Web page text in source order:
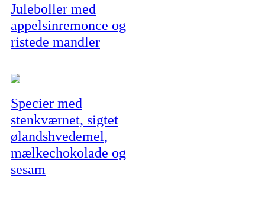
Juleboller med
appelsinremonce og
ristede mandler
Specier med
stenkværnet, sigtet
ølandshvedemel,
mælkechokolade og
sesam